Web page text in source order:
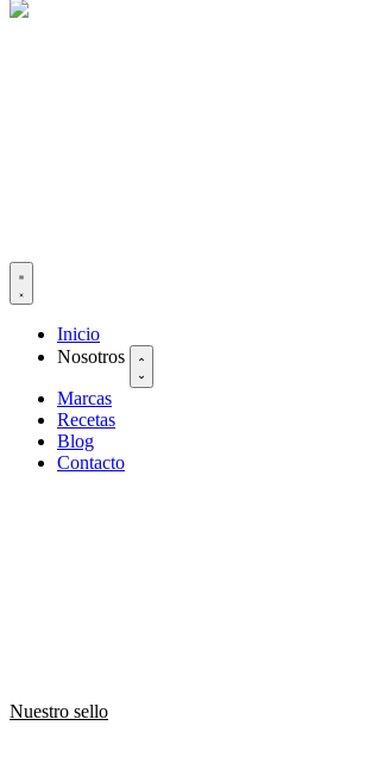
Inicio
Nosotros
Marcas
Recetas
Blog
Contacto
Nuestro sello